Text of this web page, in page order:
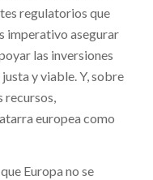
regulatorios que
imperativo asegurar
las inversiones
y viable. Y, sobre
europea como
Europa no se